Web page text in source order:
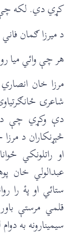
کړي دي. لکه
د میرزا ګمان
هر چې وائي ميا
مرزا خان
شاعرۍ
دې وکړي چې د
څېړنکاران د
او راتلونکي
عبدالولي خان
ستائي او پۀ را
قلمي مرستې
سيمينارونه به